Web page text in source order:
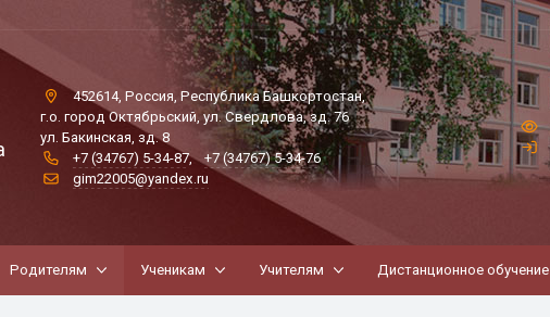
452614, Россия, Республика Башкортостан,
г.о. город Октябрьский, ул. Свердлова, зд. 76
ул. Бакинская, зд. 8
+7 (34767) 5-34-87,
+7 (34767) 5-34-76
gim22005@yandex.ru
Родителям Ученикам Учителям Дистанционное обучение